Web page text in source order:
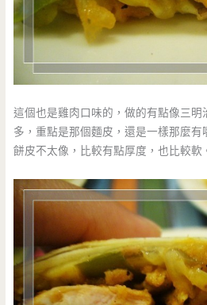
這個也是雞肉口味的，做的有點像三
多，重點是那個麵皮，還是一樣那麼
餅皮不太像，比較有點厚度，也比較軟